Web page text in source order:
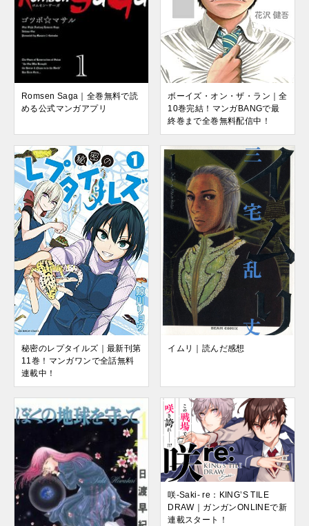
Romsen Saga｜全巻無料で読
める公式マンガアプリ
ボーイズ・オン・ザ・ラン｜全
10巻完結！マンガBANGで最
終巻まで全巻無料配信中！
秘密のレプタイルズ｜最新刊第
11巻！マンガワンで全話無料
連載中！
イムリ｜読んだ感想
咲-Saki- re：KING’S TILE
DRAW｜ガンガンONLINEで新
連載スタート！